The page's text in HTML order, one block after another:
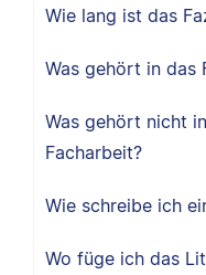
Wie lang ist das
Was gehört in das
Was gehört nicht
Facharbeit?
Wie schreibe ich
Wo füge ich das